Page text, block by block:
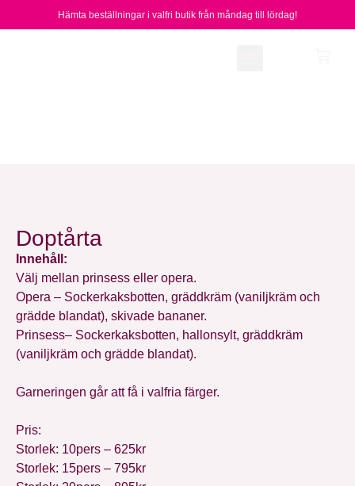
Hämta beställningar i valfri butik från måndag till lördag!
Doptårta
Innehåll:
Välj mellan prinsess eller opera.
Opera – Sockerkaksbotten, gräddkräm (vaniljkräm och
grädde blandat), skivade bananer.
Prinsess– Sockerkaksbotten, hallonsylt, gräddkräm
(vaniljkräm och grädde blandat).
Garneringen går att få i valfria färger.
Pris:
Storlek: 10pers – 625kr
Storlek: 15pers – 795kr